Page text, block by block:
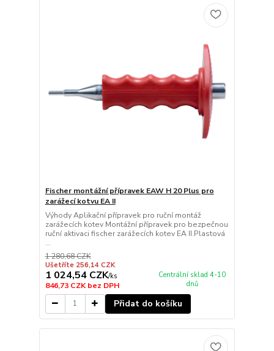
Fischer montážní přípravek EAW H 20 Plus pro
zarážecí kotvu EA II
Výhody Aplikační přípravek pro ruční montáž
zarážecích kotev Montážní přípravek pro bezpečnou
ruční aktivaci fischer zarážecích kotev EA II.Plastová
...
1 280,68 CZK
Ušetříte 256,14 CZK
1 024,54 CZK/ks
846,73 CZKbez DPH
Centrální sklad 4-10
dnů
Přidat do košíku